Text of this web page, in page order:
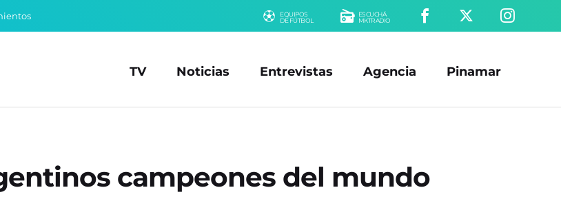
EQUIPOS
DE FÚTBOL
ESCUCHÁ
MKTRADIO
TV Noticias Entrevistas Agencia Pinamar
campeones del mundo